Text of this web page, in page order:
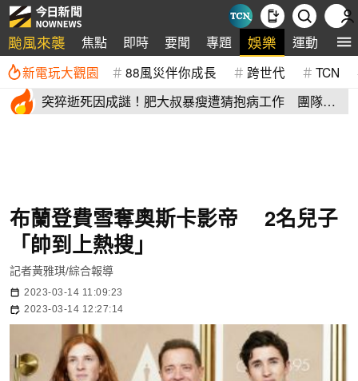
颱風來襲 焦點 即時 要聞 專題 娛樂 運動 全
新電玩大觀園 88風災伴你成長 跨世代 TCN
突猝逝死因成謎！肥大叔暴瘦遭猜抱病工作 團隊宣
布蘭登費雪奪奧斯卡影帝 2名兒子
「帥到上熱搜」
記者黃雅琪/綜合報導
2023-03-14 11:09:23
2023-03-14 12:27:14